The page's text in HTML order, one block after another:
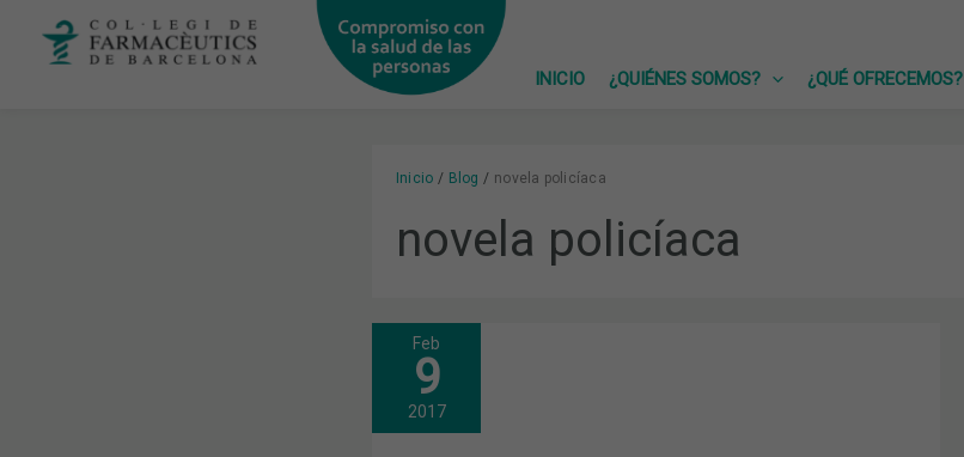
INICIO
¿QUIÉNES SOMOS? ¿QUÉ OFRECEMOS?
Inicio Blog novela policíaca
novela policíaca
Feb
9
2017
ENCUENTRO
CON
EL
ESCRITOR
VÍCTOR